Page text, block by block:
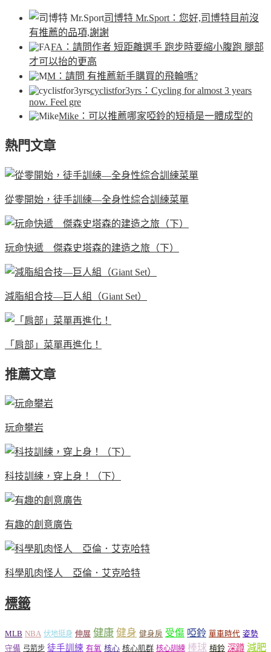
司博特 Mr.Sport ：您好,司博特目前沒
有推薦的品項,謝謝
FA ：請問作者 短距離選手 跑步時要縮小腹跑 腿部
才可以抬的更高
M ：請問 有推薦新手購買的飛輪嗎?
cyclistfor3yrs ：Cycling for almost 3 years
now. Feel gre
Mike ：可以推薦哪家啞鈴的短槓是一體成型的
熱門文章
從零開始，徒手訓練—全身性綜合訓練菜單
玩命快遞 傑森史塔森的建造之旅（下）
減脂組合技—巨人組（Giant Set）
「肩部」菜單再進化！
推薦文章
玩命攀岩
科技訓練，穿上身！（下）
有趣的創意廣告
科學肌肉怪人 亞倫．艾克哈特
標籤
MLB NBA 伏地挺身 伸展 健康 健身 健身房 受傷 啞鈴 單車時代 姿勢
守備 弓箭步 徒手訓練 有氧 核心 核心肌群 核心訓練 棒球 槓鈴 深蹲 減肥